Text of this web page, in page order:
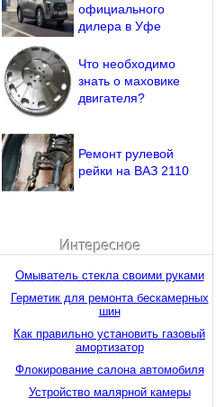
официального
дилера в Уфе
Что необходимо
знать о маховике
двигателя?
Ремонт рулевой
рейки на ВАЗ 2110
Интересное
Омыватель стекла своими руками
Герметик для ремонта бескамерных
шин
Как правильно установить газовый
амортизатор
Флокирование салона автомобиля
Устройство малярной камеры